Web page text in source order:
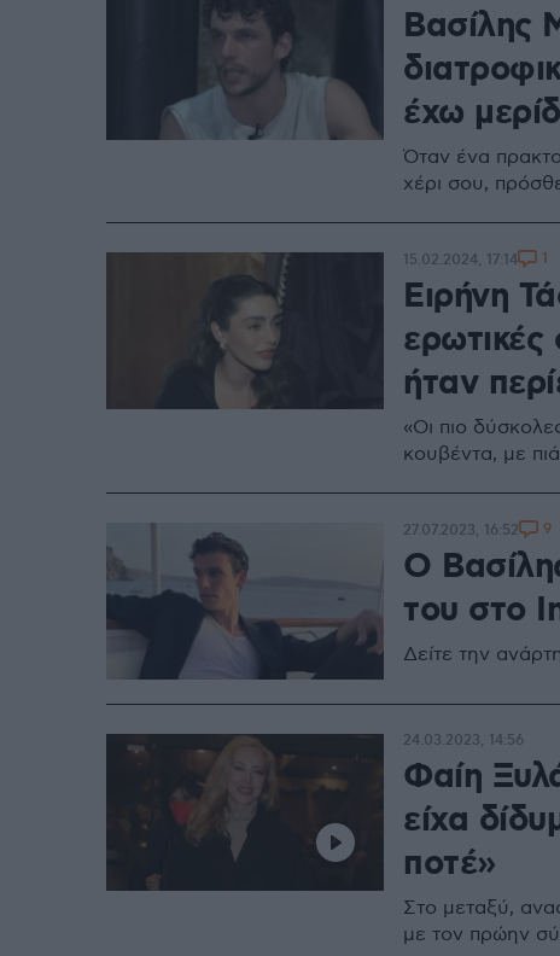
Βασίλης
έχω
Όταν ένα
χέρι σου,
Ειρήνη
ήταν
«Οι πιο
κουβέντα, με
15.02.2024, 17:14 1
Ο
του στο
Δείτε την
27.07.2023, 16:52 9
Φαίη
είχα
ποτέ»
Στο μεταξύ,
με τον πρώην
24.03.2023, 14:56